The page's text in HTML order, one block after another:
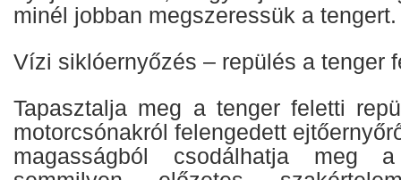
minél jobban megszeressük a tengert.
Vízi siklóernyőzés – repülés a tenger
Tapasztalja meg a tenger feletti
motorcsónakról felengedett
magasságból csodálhatja meg